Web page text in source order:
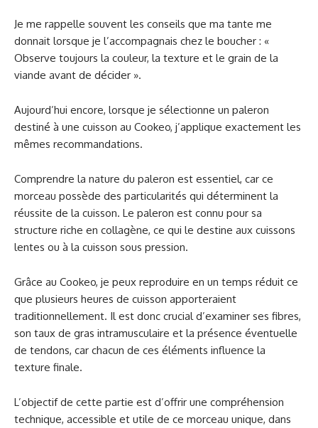
Je me rappelle souvent les conseils que ma tante me
donnait lorsque je l’accompagnais chez le boucher : «
Observe toujours la couleur, la texture et le grain de la
viande avant de décider ».
Aujourd’hui encore, lorsque je sélectionne un paleron
destiné à une cuisson au Cookeo, j’applique exactement les
mêmes recommandations.
Comprendre la nature du paleron est essentiel, car ce
morceau possède des particularités qui déterminent la
réussite de la cuisson. Le paleron est connu pour sa
structure riche en collagène, ce qui le destine aux cuissons
lentes ou à la cuisson sous pression.
Grâce au Cookeo, je peux reproduire en un temps réduit ce
que plusieurs heures de cuisson apporteraient
traditionnellement. Il est donc crucial d’examiner ses fibres,
son taux de gras intramusculaire et la présence éventuelle
de tendons, car chacun de ces éléments influence la
texture finale.
L’objectif de cette partie est d’offrir une compréhension
technique, accessible et utile de ce morceau unique, dans